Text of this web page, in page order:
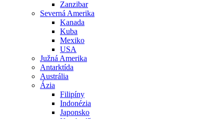
Zanzibar
Severná Amerika
Kanada
Kuba
Mexiko
USA
Južná Amerika
Antarktída
Austrália
Ázia
Filipíny
Indonézia
Japonsko